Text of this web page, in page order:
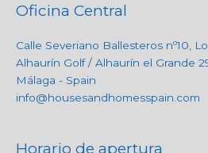
Oficina Central
Calle Severiano Ballesteros nº10,
Alhaurín Golf / Alhaurín el Grande
Málaga - Spain
info@housesandhomesspain.com
Horario de apertura